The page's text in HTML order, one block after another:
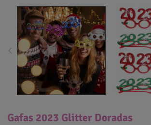
Gafas 2023 Glitter Doradas